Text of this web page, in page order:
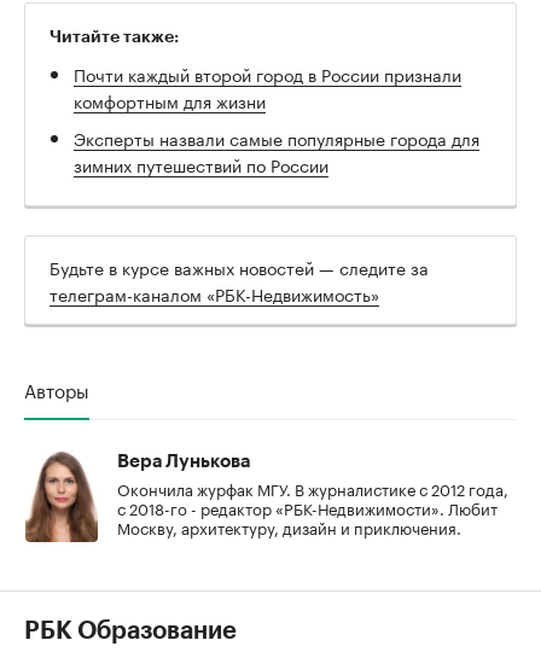
Читайте также:
Почти каждый второй город в России признали
комфортным для жизни
Эксперты назвали самые популярные города для
зимних путешествий по России
Будьте в курсе важных новостей — следите за
телеграм-каналом «РБК-Недвижимость»
Авторы
Вера Лунькова
Окончила журфак МГУ. В журналистике с 2012 года,
с 2018-го - редактор «РБК-Недвижимости». Любит
Москву, архитектуру, дизайн и приключения.
РБК Образование